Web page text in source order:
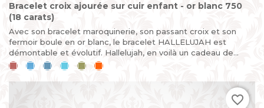
Bracelet croix ajourée sur cuir enfant - or blanc 750
(18 carats)
Avec son bracelet maroquinerie, son passant croix et son
fermoir boule en or blanc, le bracelet HALLELUJAH est
démontable et évolutif. Hallelujah, en voilà un cadeau de...
CeriseBleuBleuBleuKakiMandarine
favorite_border